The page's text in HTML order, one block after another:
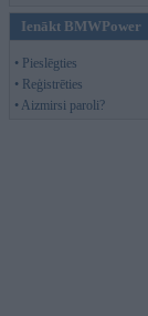
Ienākt BMWPower
• Pieslēgties
• Reģistrēties
• Aizmirsi paroli?